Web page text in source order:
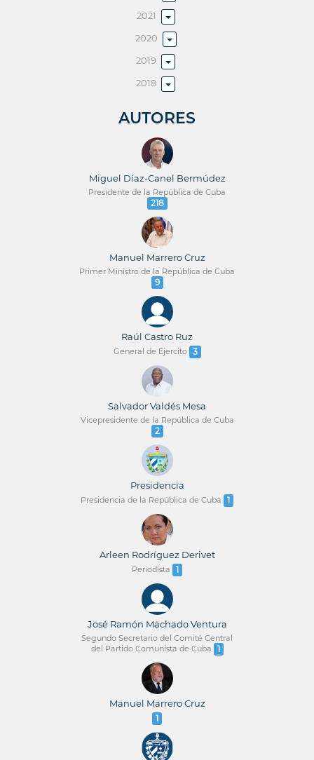
2021
2020
2019
2018
AUTORES
Miguel Díaz-Canel Bermúdez
Presidente de la República de Cuba
218
Manuel Marrero Cruz
Primer Ministro de la República de Cuba
9
Raúl Castro Ruz
General de Ejercito 3
Salvador Valdés Mesa
Vicepresidente de la República de Cuba
2
Presidencia
Presidencia de la República de Cuba 1
Arleen Rodríguez Derivet
Periodista 1
José Ramón Machado Ventura
Segundo Secretario del Comité Central
del Partido Comunista de Cuba
1
Manuel Marrero Cruz
1